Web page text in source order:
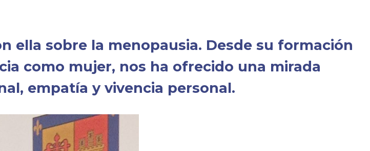
ella sobre la menopausia. Desde su formación
como mujer, nos ha ofrecido una mirada
empatía y vivencia personal.